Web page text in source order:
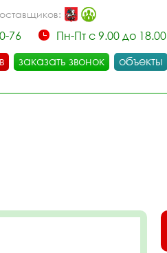
76
Пн-Пт с 9.00 до 18.00
заказать звонок объекты